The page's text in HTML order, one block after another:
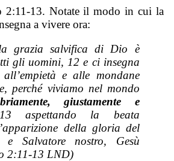
2:11-13. Notate il modo in cui la
a vivere ora:
grazia salvifica di Dio è
gli uomini, 12 e ci insegna
e alle mondane
perché viviamo nel mondo
, giustamente e
aspettando la beata
della gloria del
Salvatore nostro, Gesù
2:11-13 LND)